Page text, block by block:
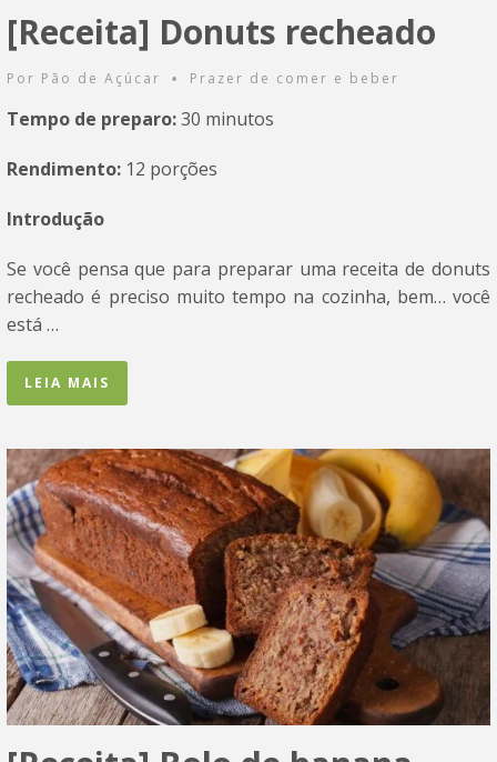
[Receita] Donuts recheado
Por Pão de Açúcar • Prazer de comer e beber
Tempo de preparo:30 minutos
Rendimento: 12 porções
Introdução
Se você pensa que para preparar uma receita de donuts
recheado é preciso muito tempo na cozinha, bem… você
está …
LEIA MAIS